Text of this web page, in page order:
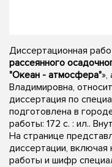
Диссертационная
рассеянного
"Океан - атмосфера"»,
Владимировна,
диссертация по
подготовлена в
работы: 172 с. : ил..
На странице
диссертации, включая
работы и шифр